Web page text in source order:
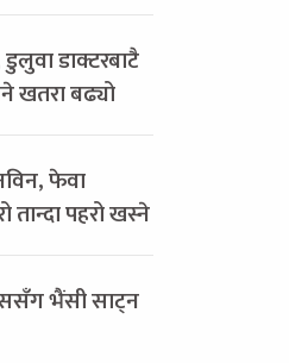
डाक्टरबाटै
खतरा बढ्यो
फेवा
तान्दा पहरो खस्ने
भैंसी साट्न